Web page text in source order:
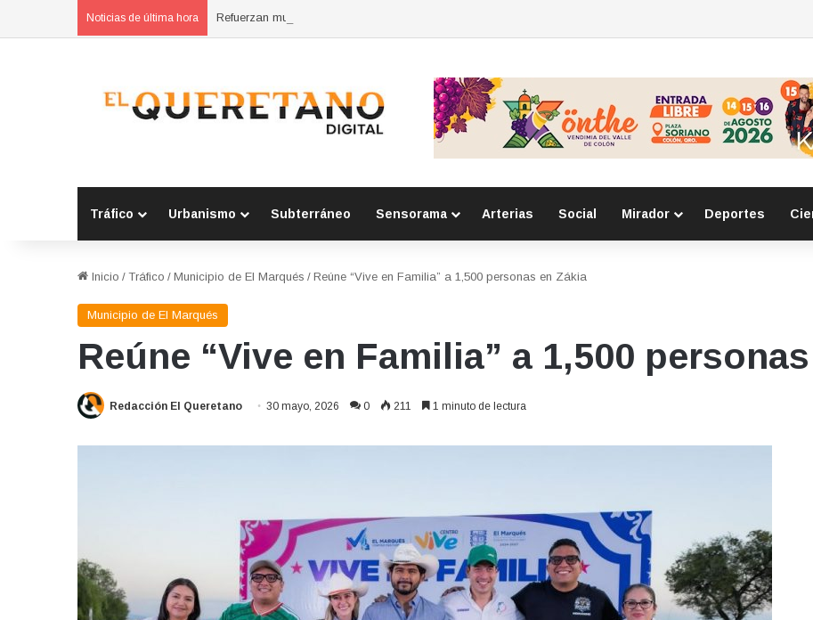
Noticias de última hora Refuerzan municipios coordinación por la seguridad durante sesión estatal realizada en La Llave
Tráfico Urbanismo Subterráneo Sensorama Arterias Social Mirador Deportes
Inicio / Tráfico / Municipio de El Marqués / Reúne “Vive en Familia” a 1,500 personas en Zákia
Municipio de El Marqués
Reúne “Vive en Familia” a 1,500
Redacción El Queretano 30 mayo, 2026 0 211 1 minuto de lectura